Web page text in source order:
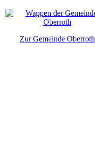
Zur Gemeinde Oberroth